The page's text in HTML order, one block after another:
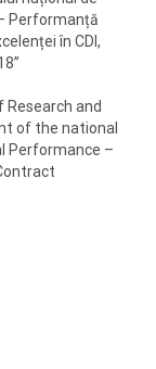
Performanță
în CDI,
and
of the national
Performance –